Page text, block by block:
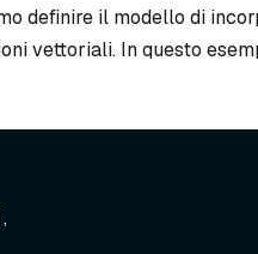
definire il modello di
vettoriali. In questo